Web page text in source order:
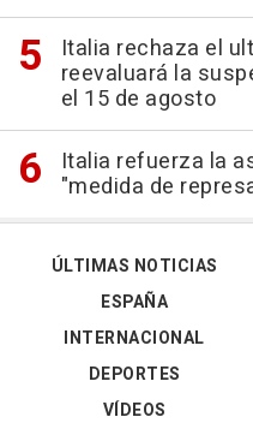
Italia rechaza el
reevaluará la
el 15 de agosto
Italia refuerza la
"medida de
ÚLTIMAS NOTICIAS
ESPAÑA
INTERNACIONAL
DEPORTES
VÍDEOS